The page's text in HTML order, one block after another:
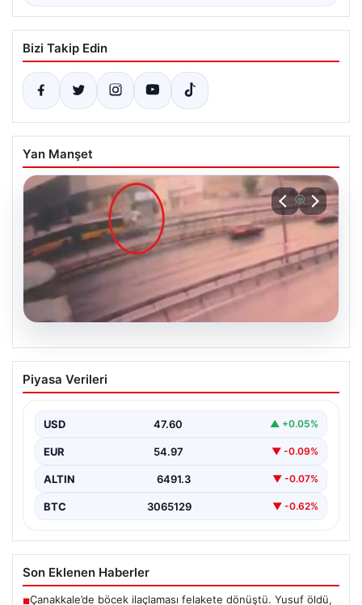
Bizi Takip Edin
Yan Manşet
Küçükçekmece’de 3 kişinin öldüğü
kazanın görüntüleri ortaya çıktı
Ölümüne Neden Olan Kaza Güvenlik Kamerası
Görüntüleriyle Ortaya Çıktı",…
Piyasa Verileri
USD 47.60 ▲ +0.05%
EUR 54.97 ▼ -0.09%
ALTIN 6491.3 ▼ -0.07%
BTC 3065129 ▼ -0.62%
Son Eklenen Haberler
■Çanakkale’de böcek ilaçlaması felakete dönüştü. Yusuf öldü,